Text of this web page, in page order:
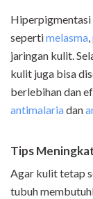
Hiperpigmentasi
sepertimelasma,
jaringan kulit.
kulit juga bisa
berlebihan dan
antimalariadan
Tips
Agar kulit tetap
tubuh